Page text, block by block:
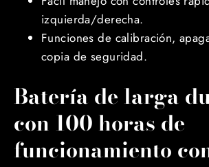
izquierda/derecha.
Funciones de calibración,
copia de seguridad.
Batería de larga
con 100 horas de
funcionamiento